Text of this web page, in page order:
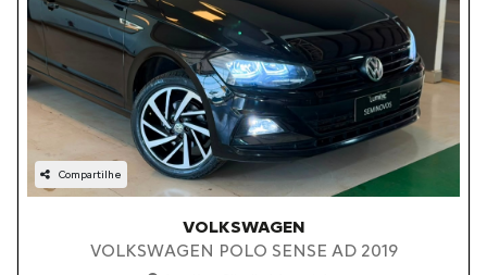
Compartilhe
VOLKSWAGEN
VOLKSWAGEN POLO SENSE AD 2019